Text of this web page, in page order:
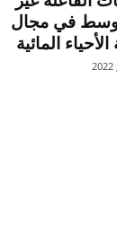
في مجال
المائية